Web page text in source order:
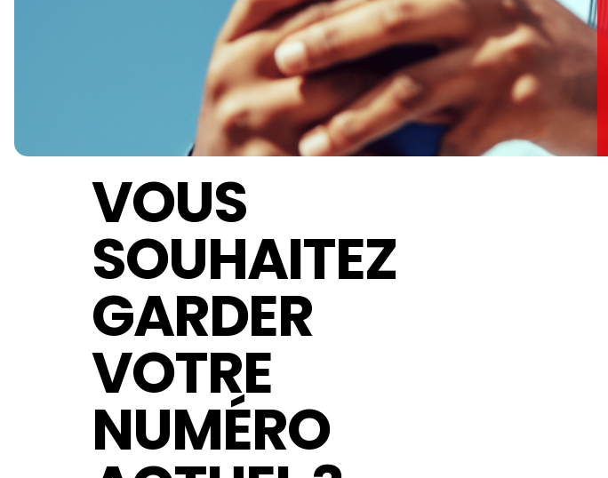
VOUS
SOUHAITEZ
GARDER
VOTRE
NUMÉRO